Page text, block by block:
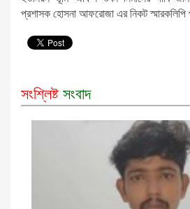
প্রশাসক হোসনা আফরোজা এর নিকট স্মারকলিপি
সংশ্লিষ্ট সংবাদ